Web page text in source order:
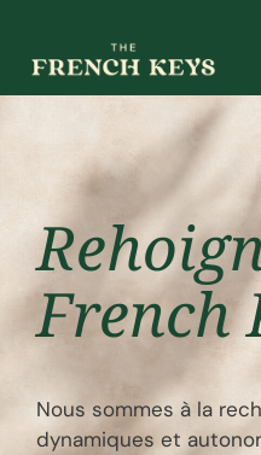
French
Nous sommes à la
dynamiques et